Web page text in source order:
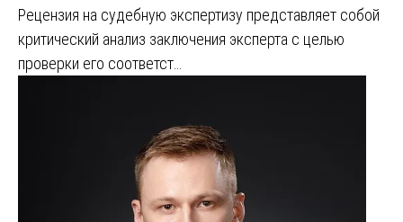
Рецензия на судебную экспертизу представляет собой
критический анализ заключения эксперта с целью
проверки его соответст…